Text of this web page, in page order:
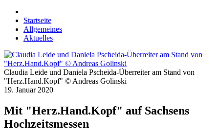
Startseite
Allgemeines
Aktuelles
Claudia Leide und Daniela Pscheida-Überreiter am Stand von
"Herz.Hand.Kopf" © Andreas Golinski
19. Januar 2020
Mit "Herz.Hand.Kopf" auf Sachsens
Hochzeitsmessen